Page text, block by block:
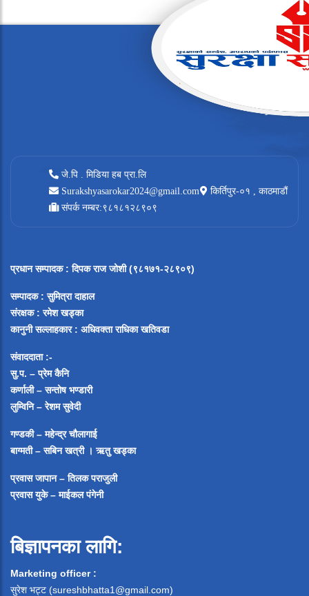
जे.पि . मिडिया हब प्रा.लि
Surakshyasarokar2024@gmail.com
किर्तिपुर-०१ , काठमाडौं
संपर्क नम्बर:९८१८१२८९०९
प्रधान सम्पादक: दिपक राज जोशी (९८१७१-२८९०९)
सम्पादक : सुमित्रा दाहाल
संरक्षक : रमेश खड्का
कानुनी सल्लाहकार : अधिवक्ता राधिका खतिवडा
संवाददाता :-
सु.प. – प्रेम कैनि
कर्णाली – सन्तोष भण्डारी
लुम्विनि – रेशम सुवेदी
गण्डकी – महेन्द्र चौलागाई
बाग्मती – सबिन खत्री ।ऋतु खड्का
प्रवास जापान – तिलक पराजुली
प्रवास युके – माईकल पंगेनी
बिज्ञापनका लागि:
Marketing officer :
सुरेश भट्ट (sureshbhatta1@gmail.com)